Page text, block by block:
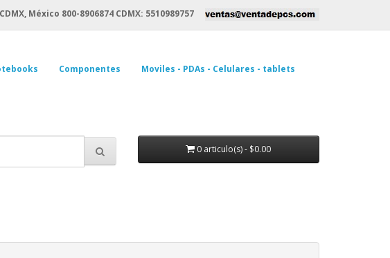
México 800-8906874 CDMX: 5510989757
Componentes Moviles - PDAs - Celulares - tablets
0 articulo(s) - $0.00